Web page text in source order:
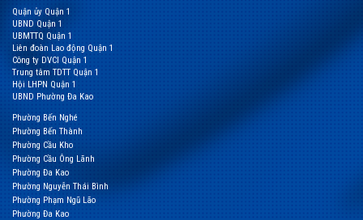
Quận ủy Quận 1
UBND Quận 1
UBMTTQ Quận 1
Liên đoàn Lao động Quận 1
Công ty DVCI Quận 1
Trung tâm TDTT Quận 1
Hội LHPN Quận 1
UBND Phường Đa Kao
Phường Bến Nghé
Phường Bến Thành
Phường Cầu Kho
Phường Cầu Ông Lãnh
Phường Đa Kao
Phường Nguyễn Thái Bình
Phường Phạm Ngũ Lão
Phường Đa Kao